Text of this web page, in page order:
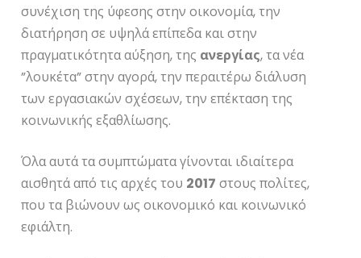
συνέχιση της ύφεσης στην οικονομία, την
διατήρηση σε υψηλά επίπεδα και στην
πραγματικότητα αύξηση, της ανεργίας, τα νέα
”λουκέτα” στην αγορά, την περαιτέρω διάλυση
των εργασιακών σχέσεων, την επέκταση της
κοινωνικής εξαθλίωσης.
Όλα αυτά τα συμπτώματα γίνονται ιδιαίτερα
αισθητά από τις αρχές του 2017 στους πολίτες,
που τα βιώνουν ως οικονομικό και κοινωνικό
εφιάλτη.